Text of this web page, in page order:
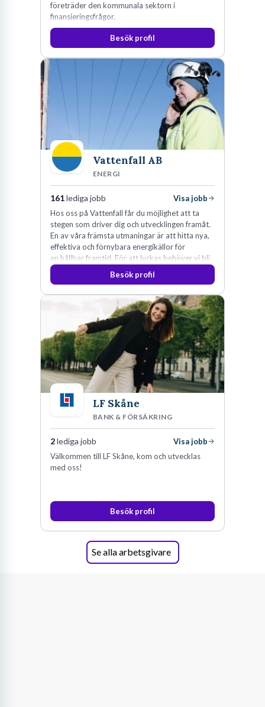
företräder den kommunala sektorn i
finansieringsfrågor.
Besök profil
Vattenfall AB
ENERGI
161lediga jobb
Visa jobb
Hos oss på Vattenfall får du möjlighet att ta
stegen som driver dig och utvecklingen framåt.
En av våra främsta utmaningar är att hitta nya,
effektiva och förnybara energikällor för
en hållbar framtid. För att lyckas behöver vi bli
fler medarbetare som vill göra skillnad.
Besök profil
LF Skåne
BANK & FÖRSÄKRING
2lediga jobb
Visa jobb
Välkommen till LF Skåne, kom och utvecklas
med oss!
Besök profil
Se alla arbetsgivare